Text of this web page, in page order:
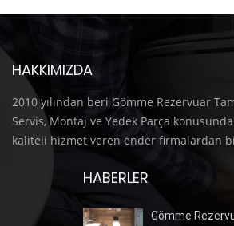
HAKKIMIZDA
2010 yılından beri Gömme Rezervuar
Servis, Montaj ve Yedek Parça
kaliteli hizmet veren ender firmalardan
HABERLER
Gömme